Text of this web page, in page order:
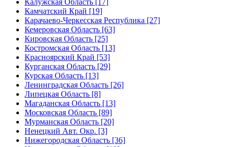
Калужская Область [17]
Камчатский Край [19]
Карачаево-Черкесская Республика [27]
Кемеровская Область [63]
Кировская Область [25]
Костромская Область [13]
Красноярский Край [53]
Курганская Область [29]
Курская Область [13]
Ленинградская Область [26]
Липецкая Область [8]
Магаданская Область [13]
Московская Область [89]
Мурманская Область [20]
Ненецкий Авт. Окр. [3]
Нижегородская Область [36]